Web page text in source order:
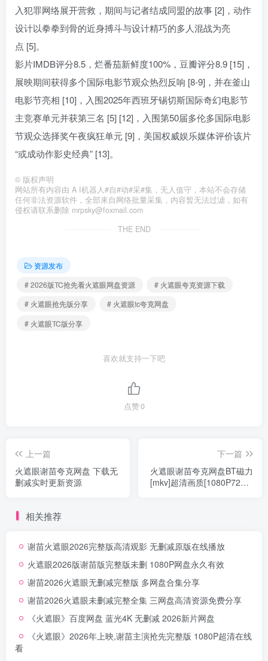
入犯罪网络展开营救，期间与记者结成同盟的故事 [2]，动作
设计以拳拳到骨的近身搏斗与设计精巧的多人混战为亮
点 [5]。
影片IMDB评分8.5，烂番茄新鲜度100%，豆瓣评分8.9 [15]，
展映期间获得多个国际电影节观众热烈反响 [8-9]，并在釜山
电影节亮相 [10]，入围2025年西班牙锡切斯国际奇幻电影节
主竞赛单元并获第三名 [5] [12]，入围第50届多伦多国际电影
节观众选择奖午夜疯狂单元 [9]，美国权威娱乐媒体评价该片
“或成动作影史经典” [13]。
© 版权声明
网站所有内容由 A I机器人#自#动#采#集，无人值守，本站不会存储
任何非法资源软件，全部来自网络批量采集，内容暂无法过滤，如有
侵权请联系删除 mrpsky@foxmail.com
THE END
资源发布
# 2026版TC抢先看火遮眼网盘资源
# 火遮眼夸克资源下载
# 火遮眼抢先版分享
# 火遮眼tc夸克网盘
# 火遮眼TC版分享
喜欢就支持一下吧
点赞0
上一篇
火遮眼谢苗夸克网盘 下载无
删减实时更新资源
下一篇
火遮眼谢苗夸克网盘BT磁力
[mkv]超清画质[1080P720P]
相关推荐
谢苗火遮眼2026完整版高清观影 无删减原版在线播放
火遮眼2026版谢苗版完整版未删 1080P网盘永久有效
谢苗2026火遮眼无删减完整版 多网盘合集分享
谢苗2026火遮眼未删减完整全集 三网盘高清资源免费分享
《火遮眼》百度网盘 蓝光4K 无删减 2026新片网盘
《火遮眼》2026年上映,谢苗主演抢先完整版 1080P超清在线
看